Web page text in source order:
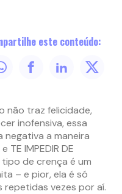
este conteúdo:
não traz felicidade,
inofensiva, essa
a maneira
IMPEDIR DE
tipo de crença é um
– e pior, ela é só
repetidas vezes por aí.